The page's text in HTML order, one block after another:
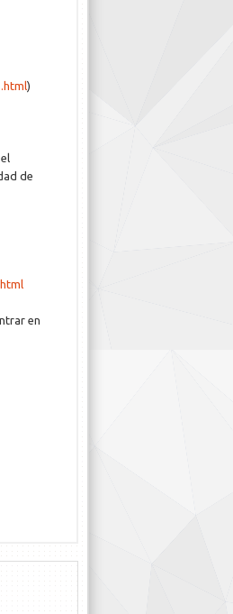
)
de
en